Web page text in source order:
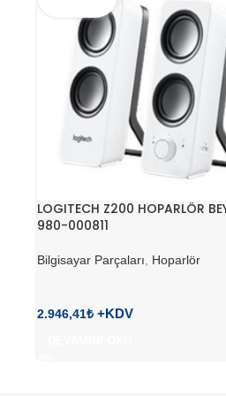
LOGITECH Z200 HOPARLÖR
980-000811
Bilgisayar Parçaları, Hoparlör
2.946,41₺